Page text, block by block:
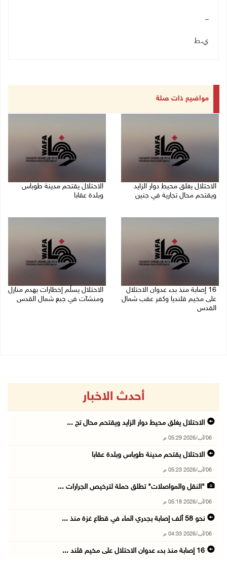
ـــ
ي.ط
مواضيع ذات صلة
الاحتلال يغلق محيط دوار الزايد
ويقتحم محال تجارية في جنين
الاحتلال يقتحم مدينة طوباس
وبلدة عقابا
16 إصابة منذ بدء عدوان الاحتلال
على مخيم قلنديا وكفر عقب شمال
القدس
الاحتلال يسلّم إخطارات بهدم منازل
ومنشآت في جبع شمال القدس
أحدث الاخبار
الاحتلال يغلق محيط دوار الزايد ويقتحم محال تج ...
06/آب/2026 05:29 م
الاحتلال يقتحم مدينة طوباس وبلدة عقابا
06/آب/2026 05:23 م
"النقل والمواصلات" تطلق حملة لترخيص الجرارات ...
06/آب/2026 05:18 م
نحو 58 ألف إصابة بجدري الماء في قطاع غزة منذ ...
06/آب/2026 04:33 م
16 إصابة منذ بدء عدوان الاحتلال على مخيم قلند ...